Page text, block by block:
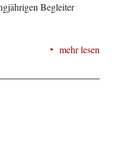
Begleiter
mehr lesen